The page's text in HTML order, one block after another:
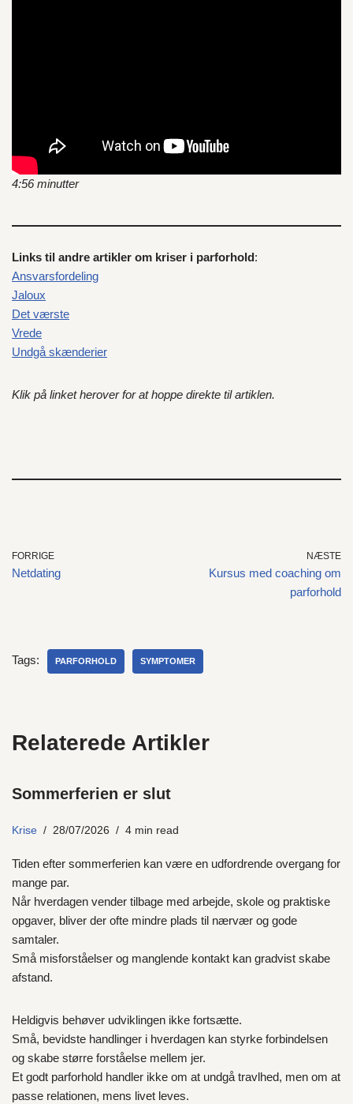
4:56 minutter
Links til andre artikler om kriser i parforhold:
Ansvarsfordeling
Jaloux
Det værste
Vrede
Undgå skænderier
Klik på linket herover for at hoppe direkte til artiklen.
FORRIGE
Netdating
NÆSTE
Kursus med coaching om
parforhold
Tags: PARFORHOLD SYMPTOMER
Relaterede Artikler
Sommerferien er slut
Krise 28/07/2026 4 min read
Tiden efter sommerferien kan være en udfordrende overgang for
mange par.
Når hverdagen vender tilbage med arbejde, skole og praktiske
opgaver, bliver der ofte mindre plads til nærvær og gode
samtaler.
Små misforståelser og manglende kontakt kan gradvist skabe
afstand.
Heldigvis behøver udviklingen ikke fortsætte.
Små, bevidste handlinger i hverdagen kan styrke forbindelsen
og skabe større forståelse mellem jer.
Et godt parforhold handler ikke om at undgå travlhed, men om at
passe relationen, mens livet leves.